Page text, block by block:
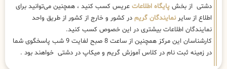
دشتی از بخش پایگاه اطلاعات عریس کسب کنید ، همچنین می‌توانید برای
اطلاع از سایرنمایندگان گریم در کشور و خارج از کشور از طریق واحد
نمایندگان اطلاعات بیشتری در این خصوص کسب کنید.
کارشناسان این مرکز همچنین از ساعت 8 صبح لغایت 9 شب پاسخگوی شما
در زمینه ثبت نام در کلاس آموزش گریم و میکاپ در دشتی خواهند بود .